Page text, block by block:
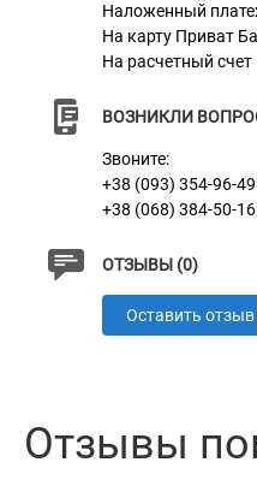
Наложенный
На карту Приват
На расчетный счет
ВОЗНИКЛИ
Звоните:
+38 (093) 354-96-49
+38 (068) 384-50-16
ОТЗЫВЫ (0)
Оставить отзыв
Отзывы